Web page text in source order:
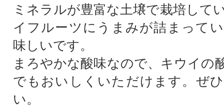
ミネラルが豊富な土壌で栽培して
イフルーツにうまみが詰まって
味しいです。
まろやかな酸味なので、キウイの
でもおいしくいただけます。ぜ
い。